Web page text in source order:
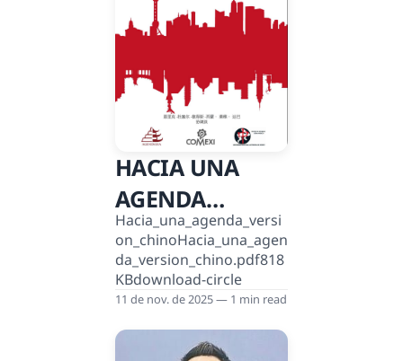
HACIA UNA
AGENDA
ESTRATÉGICA
MÉXICO -
CHINA
Hacia_una_agenda_versi
on_chinoHacia_una_agen
da_version_chino.pdf818
KBdownload-circle
11 de nov. de 2025 — 1 min read